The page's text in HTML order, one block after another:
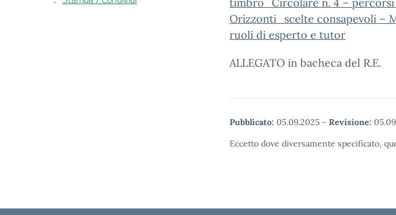
Orizzonti_scelte consapevoli –
ruoli di esperto e tutor
ALLEGATO in bacheca del R.E.
Pubblicato: 05.09.2025 - Revisione:
Eccetto dove diversamente specificato,